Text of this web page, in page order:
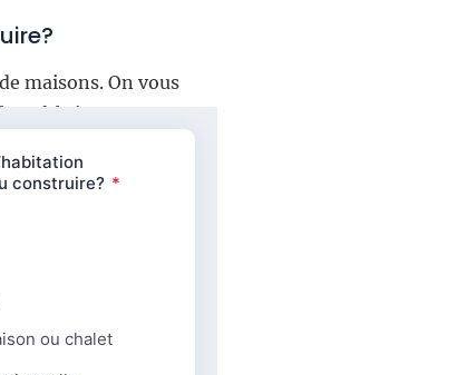
maisons. On vous
fabricant.